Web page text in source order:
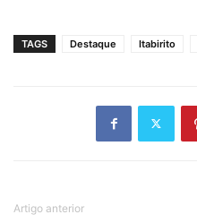
TAGS Destaque Itabirito
Artigo anterior